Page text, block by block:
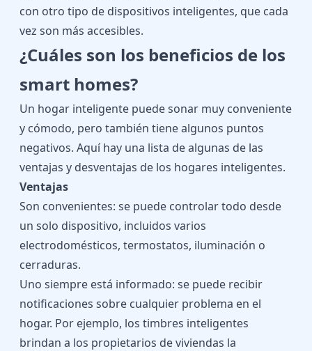
con otro tipo de dispositivos inteligentes, que cada
vez son más accesibles.
¿Cuáles son los beneficios de los
smart homes?
Un hogar inteligente puede sonar muy conveniente
y cómodo, pero también tiene algunos puntos
negativos. Aquí hay una lista de algunas de las
ventajas y desventajas de los hogares inteligentes.
Ventajas
Son convenientes: se puede controlar todo desde
un solo dispositivo, incluidos varios
electrodomésticos, termostatos, iluminación o
cerraduras.
Uno siempre está informado: se puede recibir
notificaciones sobre cualquier problema en el
hogar. Por ejemplo, los timbres inteligentes
brindan a los propietarios de viviendas la